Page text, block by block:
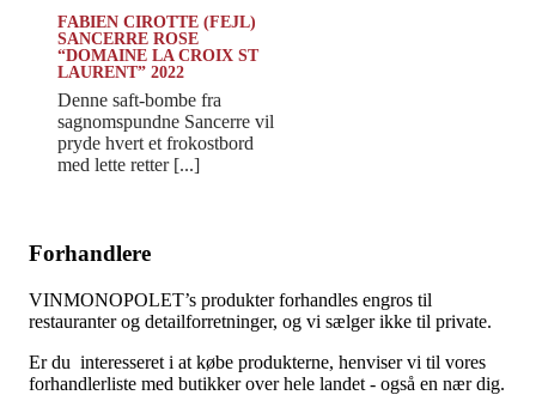
FABIEN CIROTTE (FEJL)
SANCERRE ROSE
“DOMAINE LA CROIX ST
LAURENT” 2022
Denne saft-bombe fra
sagnomspundne Sancerre vil
pryde hvert et frokostbord
med lette retter [...]
Forhandlere
VINMONOPOLET’s produkter forhandles engros til
restauranter og detailforretninger, og vi sælger ikke til private.
Er du interesseret i at købe produkterne, henviser vi til vores
forhandlerliste med butikker over hele landet - også en nær dig.